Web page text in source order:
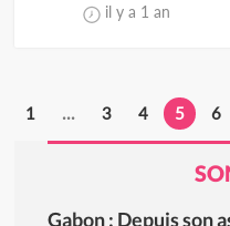
il y a 1 an
1 ... 3 4 5 6
Gabon : Depuis son